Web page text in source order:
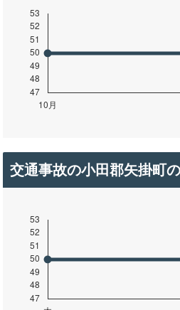
交通事故の小田郡矢掛町